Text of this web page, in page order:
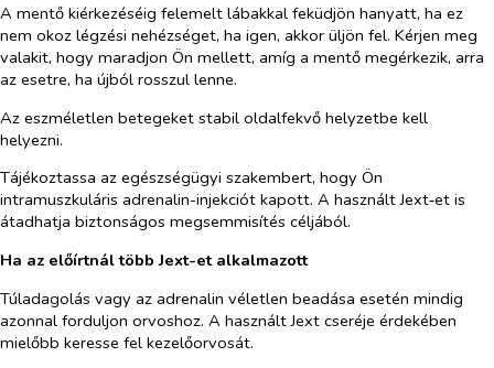
A mentő kiérkezéséig felemelt lábakkal feküdjön hanyatt, ha ez
nem okoz légzési nehézséget, ha igen, akkor üljön fel. Kérjen meg
valakit, hogy maradjon Ön mellett, amíg a mentő megérkezik, arra
az esetre, ha újból rosszul lenne.
Az eszméletlen betegeket stabil oldalfekvő helyzetbe kell
helyezni.
Tájékoztassa az egészségügyi szakembert, hogy Ön
intramuszkuláris adrenalin-injekciót kapott. A használt Jext‑et is
átadhatja biztonságos megsemmisítés céljából.
Ha az előírtnál több Jext-et alkalmazott
Túladagolás vagy az adrenalin véletlen beadása esetén mindig
azonnal forduljon orvoshoz. A használt Jext cseréje érdekében
mielőbb keresse fel kezelőorvosát.